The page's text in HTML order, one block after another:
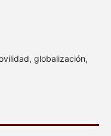
globalización,